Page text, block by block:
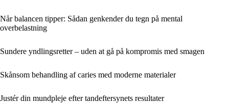
Når balancen tipper: Sådan genkender du tegn på mental
overbelastning
Sundere yndlingsretter – uden at gå på kompromis med smagen
Skånsom behandling af caries med moderne materialer
Justér din mundpleje efter tandeftersynets resultater